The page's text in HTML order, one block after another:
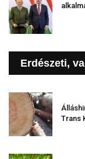
Erdészeti,
Trans